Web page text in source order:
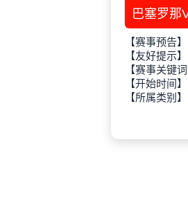
巴塞罗那
【赛事预告
【友好提示
【赛事关键
【开始时间
【所属类别